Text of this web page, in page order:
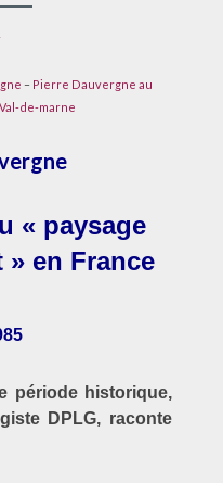
– Pierre Dauvergne au
de-marne
« paysage
» en France
période historique,
DPLG, raconte